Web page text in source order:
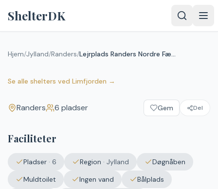
ShelterDK
Hjem/Jylland/Randers/ Lejrplads Randers Nordre Fælled - shelter nr. 2 (ikke bookbar)
Se alle shelters ved Limfjorden →
bookbar)
Randers
Randers 6 pladser Gem Del
Faciliteter
Pladser · 6 Region · Jylland
Døgnåben
Muldtoilet
Ingen vand
Bålplads